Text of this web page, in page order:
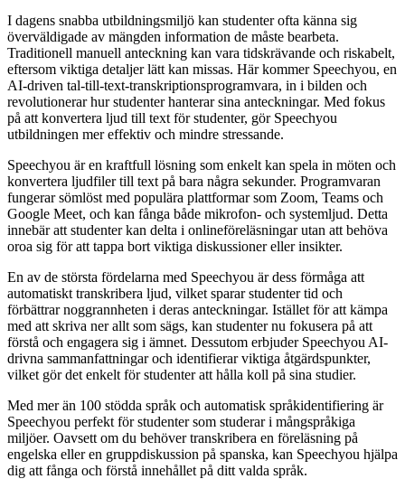
I dagens snabba utbildningsmiljö kan studenter ofta känna sig
överväldigade av mängden information de måste bearbeta.
Traditionell manuell anteckning kan vara tidskrävande och riskabelt,
eftersom viktiga detaljer lätt kan missas. Här kommer Speechyou, en
AI-driven tal-till-text-transkriptionsprogramvara, in i bilden och
revolutionerar hur studenter hanterar sina anteckningar. Med fokus
på att konvertera ljud till text för studenter, gör Speechyou
utbildningen mer effektiv och mindre stressande.
Speechyou är en kraftfull lösning som enkelt kan spela in möten och
konvertera ljudfiler till text på bara några sekunder. Programvaran
fungerar sömlöst med populära plattformar som Zoom, Teams och
Google Meet, och kan fånga både mikrofon- och systemljud. Detta
innebär att studenter kan delta i onlineföreläsningar utan att behöva
oroa sig för att tappa bort viktiga diskussioner eller insikter.
En av de största fördelarna med Speechyou är dess förmåga att
automatiskt transkribera ljud, vilket sparar studenter tid och
förbättrar noggrannheten i deras anteckningar. Istället för att kämpa
med att skriva ner allt som sägs, kan studenter nu fokusera på att
förstå och engagera sig i ämnet. Dessutom erbjuder Speechyou AI-
drivna sammanfattningar och identifierar viktiga åtgärdspunkter,
vilket gör det enkelt för studenter att hålla koll på sina studier.
Med mer än 100 stödda språk och automatisk språkidentifiering är
Speechyou perfekt för studenter som studerar i mångspråkiga
miljöer. Oavsett om du behöver transkribera en föreläsning på
engelska eller en gruppdiskussion på spanska, kan Speechyou hjälpa
dig att fånga och förstå innehållet på ditt valda språk.